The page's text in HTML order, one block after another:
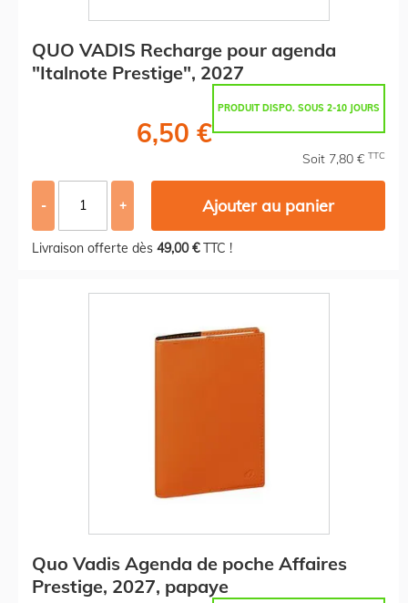
QUO VADIS Recharge pour agenda
"Italnote Prestige", 2027
PRODUIT DISPO. SOUS 2-10 JOURS
6,50 €
Soit 7,80 € TTC
- + Ajouter au panier
Livraison offerte dès 49,00 €TTC !
Quo Vadis Agenda de poche Affaires
Prestige, 2027, papaye